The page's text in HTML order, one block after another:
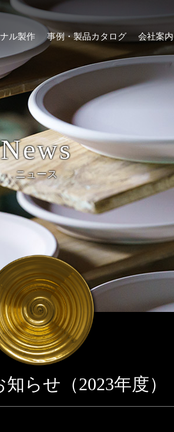
ル製作 事例・製品カタログ 会社案内
News
ニュース
らせ（2023年度）